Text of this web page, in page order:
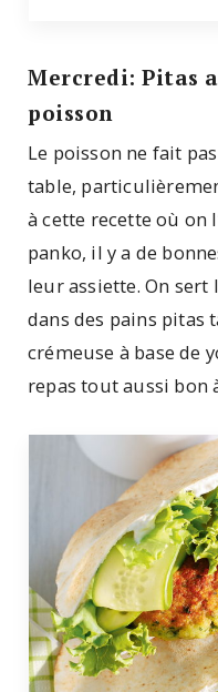
Mercredi: Pitas
poisson
Le poisson ne fait
table,
à cette recette où on
panko, il y a de
leur assiette. On sert
dans des pains pitas
crémeuse à base de
repas tout aussi bon